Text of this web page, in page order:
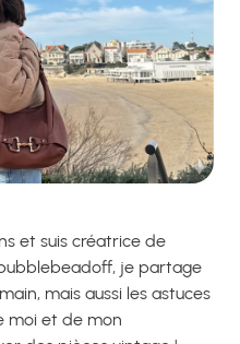
et suis créatrice de
je partage
mais aussi les astuces
moi et de mon